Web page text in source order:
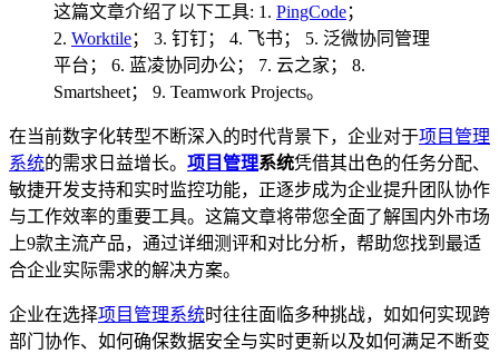
这篇文章介绍了以下工具: 1. PingCode；
2. Worktile； 3. 钉钉； 4. 飞书； 5. 泛微协同管理
平台； 6. 蓝凌协同办公； 7. 云之家； 8.
Smartsheet； 9. Teamwork Projects。
在当前数字化转型不断深入的时代背景下，企业对于项目管理
系统的需求日益增长。 项目管理系统凭借其出色的任务分配、
敏捷开发支持和实时监控功能，正逐步成为企业提升团队协作
与工作效率的重要工具。这篇文章将带您全面了解国内外市场
上9款主流产品，通过详细测评和对比分析，帮助您找到最适
合企业实际需求的解决方案。
企业在选择项目管理系统时往往面临多种挑战，如如何实现跨
部门协作、如何确保数据安全与实时更新以及如何满足不断变